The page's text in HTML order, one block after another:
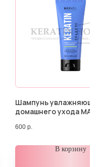
Шампунь
домашнего ухода
600 р.
В корзину